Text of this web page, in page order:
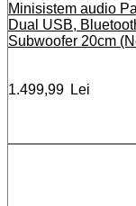
Minisistem audio
Dual USB,
Subwoofer 20cm
1.499,99 Lei